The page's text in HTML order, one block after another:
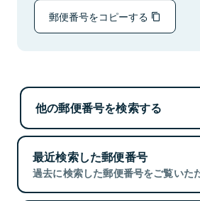
郵便番号をコピーする
他の郵便番号を検索する
最近検索した郵便番号
過去に検索した郵便番号をご覧いた